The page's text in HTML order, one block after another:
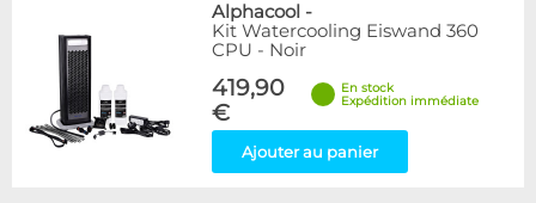
Alphacool -
Kit Watercooling Eiswand 360
CPU - Noir
419,90
€
En stock
Expédition immédiate
Ajouter au panier